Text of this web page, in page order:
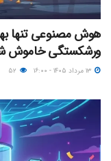
هوش مصنوعی تنها
ورشکستگی خاموش